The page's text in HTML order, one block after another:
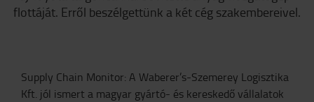
flottáját. Erről beszélgettünk a két cég szakembereivel.
Supply Chain Monitor: A Waberer’s-Szemerey Logisztika
Kft. jól ismert a magyar gyártó- és kereskedő vállalatok